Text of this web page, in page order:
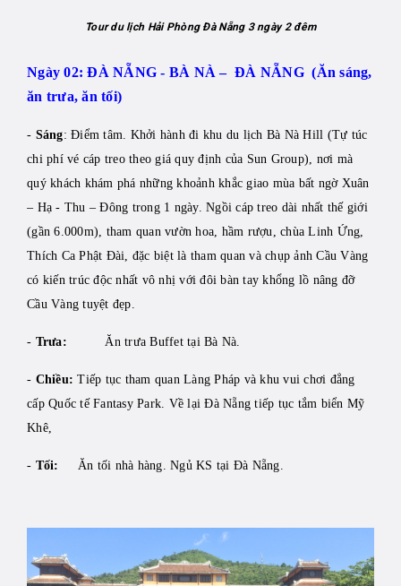
Tour du lịch Hải Phòng Đà Nẵng 3 ngày 2 đêm
Ngày 02: ĐÀ NẴNG - BÀ NÀ – ĐÀ NẴNG (Ăn sáng,
ăn trưa, ăn tối)
- Sáng: Điểm tâm. Khởi hành đi khu du lịch Bà Nà Hill (Tự túc
chi phí vé cáp treo theo giá quy định của Sun Group), nơi mà
quý khách khám phá những khoảnh khắc giao mùa bất ngờ Xuân
– Hạ - Thu – Đông trong 1 ngày. Ngồi cáp treo dài nhất thế giới
(gần 6.000m), tham quan vườn hoa, hầm rượu, chùa Linh Ứng,
Thích Ca Phật Đài, đặc biệt là tham quan và chụp ảnh Cầu Vàng
có kiến trúc độc nhất vô nhị với đôi bàn tay khổng lồ nâng đỡ
Cầu Vàng tuyệt đẹp.
- Trưa: Ăn trưa Buffet tại Bà Nà.
- Chiều: Tiếp tục tham quan Làng Pháp và khu vui chơi đẳng
cấp Quốc tế Fantasy Park. Về lại Đà Nẵng tiếp tục tắm biển Mỹ
Khê,
- Tối: Ăn tối nhà hàng. Ngủ KS tại Đà Nẵng.